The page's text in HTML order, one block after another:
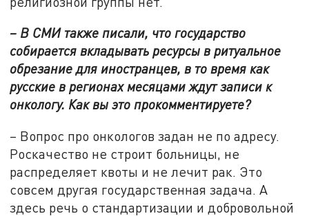
– В СМИ также писали, что государство
собирается вкладывать ресурсы в ритуальное
обрезание для иностранцев, в то время как
русские в регионах месяцами ждут записи к
онкологу. Как вы это прокомментируете?
– Вопрос про онкологов задан не по адресу.
Роскачество не строит больницы, не
распределяет квоты и не лечит рак. Это
совсем другая государственная задача. А
здесь речь о стандартизации и добровольной